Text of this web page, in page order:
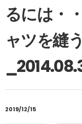
るには・
ャツを縫
2019/12/15